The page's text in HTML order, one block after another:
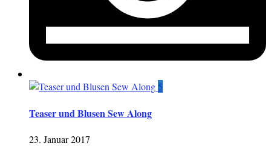
5
Teaser und Blusen Sew Along
23. Januar 2017